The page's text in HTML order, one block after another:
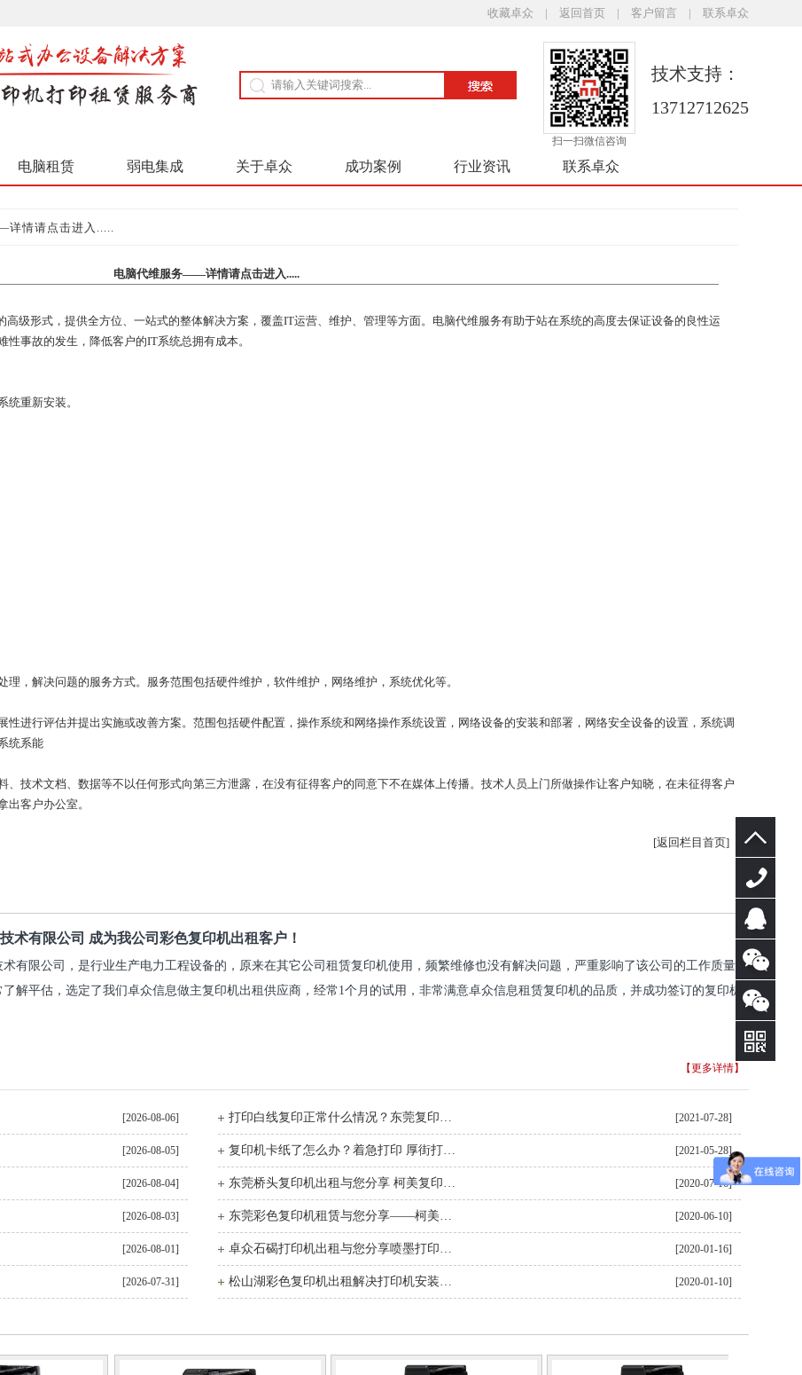
收藏卓众 | 返回首页| 客户留言 | 联系卓众
扫一扫微信咨询
技术支持：
13712712625
电脑租赁 弱电集成 关于卓众 成功案例 行业资讯 联系卓众
情请点击进入.....
电脑代维服务——详情请点击进入.....
级形式，提供全方位、一站式的整体解决方案，覆盖IT运营、维护、管理等方面。电脑代维服务有助于站在系统的高度去保证设备的良性运
事故的发生，降低客户的IT系统总拥有成本。
重新安装。
，解决问题的服务方式。服务范围包括硬件维护，软件维护，网络维护，系统优化等。
进行评估并提出实施或改善方案。范围包括硬件配置，操作系统和网络操作系统设置，网络设备的安装和部署，网络安全设备的设置，系统调
统系能
技术文档、数据等不以任何形式向第三方泄露，在没有征得客户的同意下不在媒体上传播。技术人员上门所做操作让客户知晓，在未征得客户
出客户办公室。
[返回栏目首页]
术有限公司 成为我公司彩色复印机出租客户！
有限公司，是行业生产电力工程设备的，原来在其它公司租赁复印机使用，频繁维修也没有解决问题，严重影响了该公司的工作质量，
了解平估，选定了我们卓众信息做主复印机出租供应商，经常1个月的试用，非常满意卓众信息租赁复印机的品质，并成功签订的复印机
【更多详情】
[2026-08-06]
[2026-08-05]
[2026-08-04]
[2026-08-03]
[2026-08-01]
[2026-07-31]
打印白线复印正常什么情况？东莞复印机出租教你自已动手搞定难题 [2021-07-28]
复印机卡纸了怎么办？着急打印 厚街打印机出租几步教你简单拆招 [2021-05-28]
东莞桥头复印机出租与您分享 柯美复印机扫描功能使用全解 [2020-07-16]
东莞彩色复印机租赁与您分享——柯美彩机复印功能使用操作指南 [2020-06-10]
卓众石碣打印机出租与您分享喷墨打印机常见故障及解决方法 [2020-01-16]
松山湖彩色复印机出租解决打印机安装分页器后如何订装打印的问题 [2020-01-10]
400-
0769-
325
在线
咨询